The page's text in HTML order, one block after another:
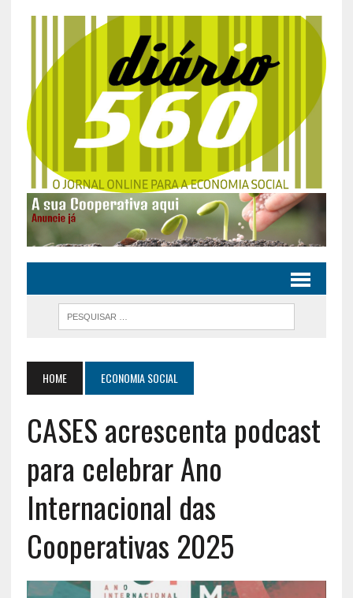
HOME ECONOMIA SOCIAL
CASES acrescenta podcast
para celebrar Ano
Internacional das
Cooperativas 2025